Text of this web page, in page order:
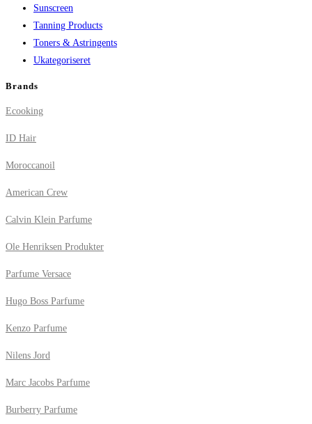
Sunscreen
Tanning Products
Toners & Astringents
Ukategoriseret
Brands
Ecooking
ID Hair
Moroccanoil
American Crew
Calvin Klein Parfume
Ole Henriksen Produkter
Parfume Versace
Hugo Boss Parfume
Kenzo Parfume
Nilens Jord
Marc Jacobs Parfume
Burberry Parfume